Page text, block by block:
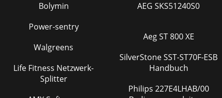
Bolymin
Power-sentry
Walgreens
Life Fitness Netzwerk-
Splitter
AEG SKS51240S0
Aeg ST 800 XE
SilverStone SST-ST70F-ESB
Handbuch
Philips 227E4LHAB/00